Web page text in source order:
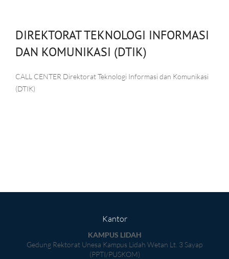
DIREKTORAT TEKNOLOGI INFORMASI
DAN KOMUNIKASI (DTIK)
CALL CENTER Direktorat Teknologi Informasi dan Komunikasi
(DTIK)
Kantor
KAMPUS LIDAH
Gedung Rektorat Unesa Kampus Lidah Wetan Lt. 3 Sayap
(PPTI/PUSKOM)